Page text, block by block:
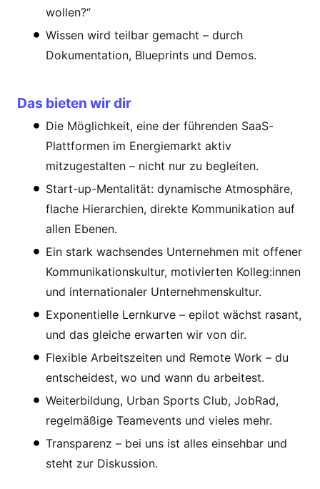
wollen?“
Wissen wird teilbar gemacht – durch
Dokumentation, Blueprints und Demos.
Das bieten wir dir
Die Möglichkeit, eine der führenden SaaS-
Plattformen im Energiemarkt aktiv
mitzugestalten – nicht nur zu begleiten.
Start-up-Mentalität: dynamische Atmosphäre,
flache Hierarchien, direkte Kommunikation auf
allen Ebenen.
Ein stark wachsendes Unternehmen mit offener
Kommunikationskultur, motivierten Kolleg:innen
und internationaler Unternehmenskultur.
Exponentielle Lernkurve – epilot wächst rasant,
und das gleiche erwarten wir von dir.
Flexible Arbeitszeiten und Remote Work – du
entscheidest, wo und wann du arbeitest.
Weiterbildung, Urban Sports Club, JobRad,
regelmäßige Teamevents und vieles mehr.
Transparenz – bei uns ist alles einsehbar und
steht zur Diskussion.